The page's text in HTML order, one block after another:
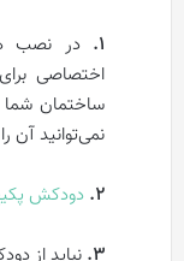
۱.
در نصب
اختصاصی
ساختمان شما
نمی‌توانید آن
۲. دودکش